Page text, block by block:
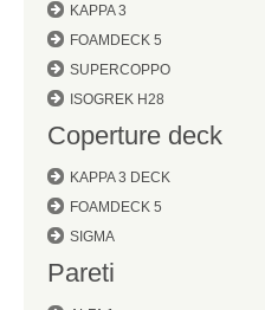
KAPPA 3
FOAMDECK 5
SUPERCOPPO
ISOGREK H28
Coperture deck
KAPPA 3 DECK
FOAMDECK 5
SIGMA
Pareti